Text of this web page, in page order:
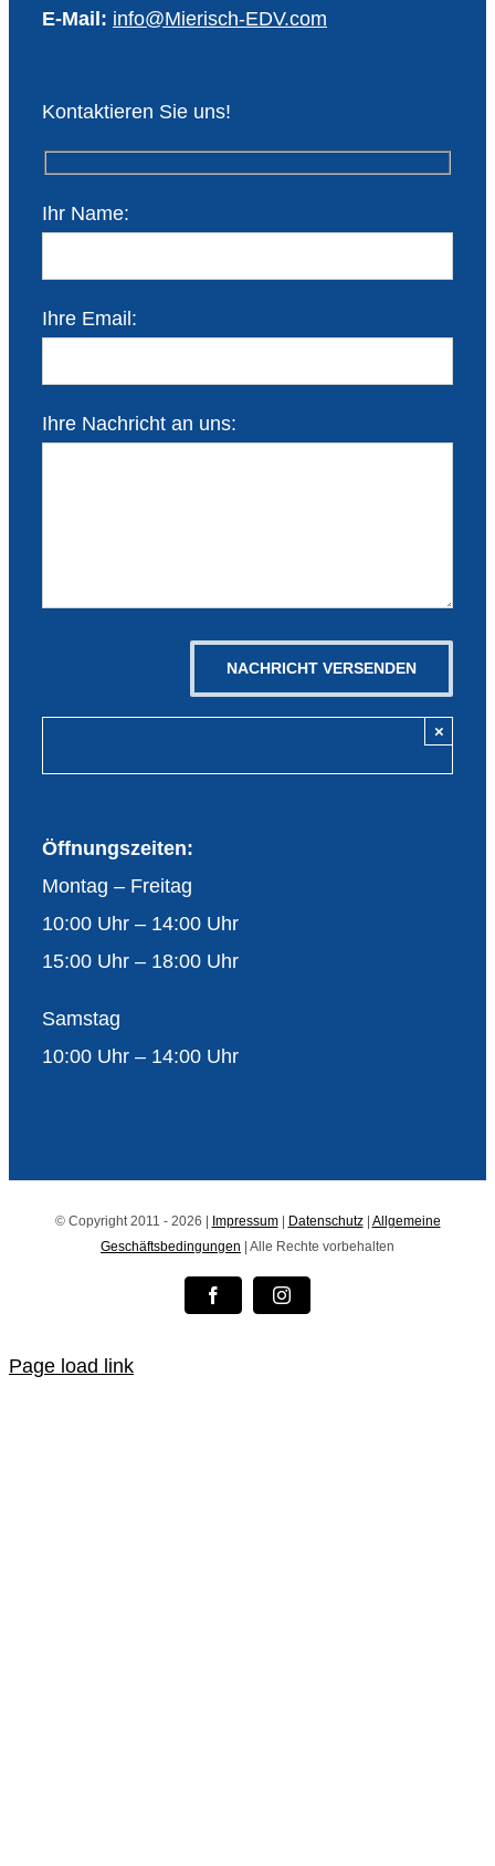
E-Mail: info@Mierisch-EDV.com
Kontaktieren Sie uns!
Ihr Name:
Ihre Email:
Ihre Nachricht an uns:
×
Öffnungszeiten:
Montag – Freitag
10:00 Uhr – 14:00 Uhr
15:00 Uhr – 18:00 Uhr
Samstag
10:00 Uhr – 14:00 Uhr
© Copyright 2011 - 2026 | Impressum| Datenschutz| Allgemeine
Geschäftsbedingungen | Alle Rechte vorbehalten
FacebookInstagram
Page load link